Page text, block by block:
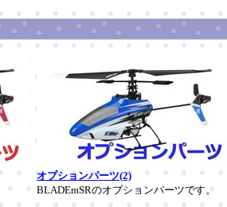
オプションパーツ(2)
BLADEmSRのオプションパーツです。